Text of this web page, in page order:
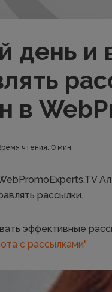
день и
в
чтения: 0 мин.
рассылки.
эффективные
с рассылками"